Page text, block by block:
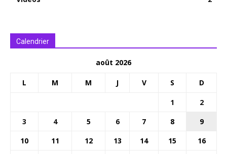
Calendrier
août 2026
L M M J V S D
1
2
3
4 5 6 7 8
9
10
11 12 13 14 15
16